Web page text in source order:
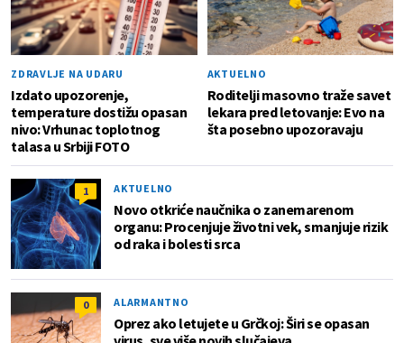
ZDRAVLJE NA UDARU
Izdato upozorenje,
temperature dostižu opasan
nivo: Vrhunac toplotnog
talasa u Srbiji FOTO
AKTUELNO
Roditelji masovno traže savet
lekara pred letovanje: Evo na
šta posebno upozoravaju
1 AKTUELNO
Novo otkriće naučnika o zanemarenom
organu: Procenjuje životni vek, smanjuje rizik
od raka i bolesti srca
0 ALARMANTNO
Oprez ako letujete u Grčkoj: Širi se opasan